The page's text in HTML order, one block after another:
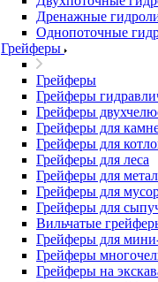
Дренажные
Однопоточные
Грейферы
Грейферы
Грейферы
Грейферы
Грейферы для
Грейферы для
Грейферы для леса
Грейферы для
Грейферы для
Грейферы для
Вильчатые
Грейферы для
Грейферы
Грейферы на